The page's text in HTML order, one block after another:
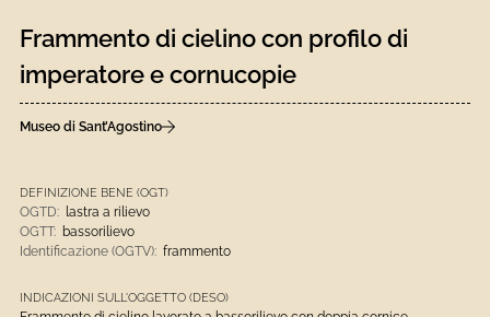
Frammento di cielino con profilo di
imperatore e cornucopie
Museo di Sant’Agostino
DEFINIZIONE BENE (OGT)
OGTD: lastra a rilievo
OGTT: bassorilievo
Identificazione (OGTV): frammento
INDICAZIONI SULL'OGGETTO (DESO)